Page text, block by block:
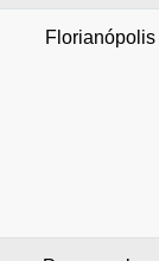
Florianópolis